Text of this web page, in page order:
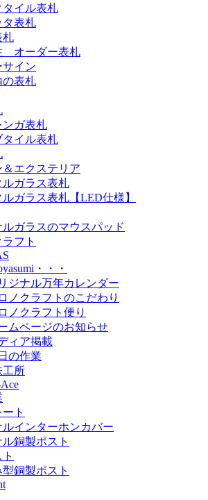
タイル表札
タ表札
札
オーダー表札
サイン
の表札
ンガ表札
タイル表札
＆エクステリア
ルガラス表札
ガラス表札【LED仕様】
ルガラスのマウスパッド
フト
・・・
ジナル万年カレンダー
ノクラフトのこだわり
ノクラフト便り
ムページのお知らせ
ィア掲載
の作業
工所
ト
ルインターホンカバー
銅製ポスト
銅製ポスト